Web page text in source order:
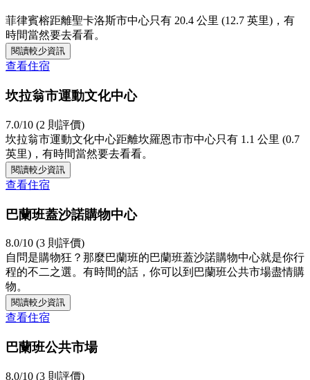
菲律賓榕距離聖卡洛斯市中心只有 20.4 公里 (12.7 英里)，有
時間當然要去看看。
閱讀較少資訊
查看住宿
坎拉翁市運動文化中心
7.0/10 (2 則評價)
坎拉翁市運動文化中心距離坎羅恩市市中心只有 1.1 公里 (0.7
英里)，有時間當然要去看看。
閱讀較少資訊
查看住宿
巴蘭班蓋沙諾購物中心
8.0/10 (3 則評價)
自問是購物狂？那麼巴蘭班的巴蘭班蓋沙諾購物中心就是你行
程的不二之選。有時間的話，你可以到巴蘭班公共市場盡情購
物。
閱讀較少資訊
查看住宿
巴蘭班公共市場
8.0/10 (3 則評價)